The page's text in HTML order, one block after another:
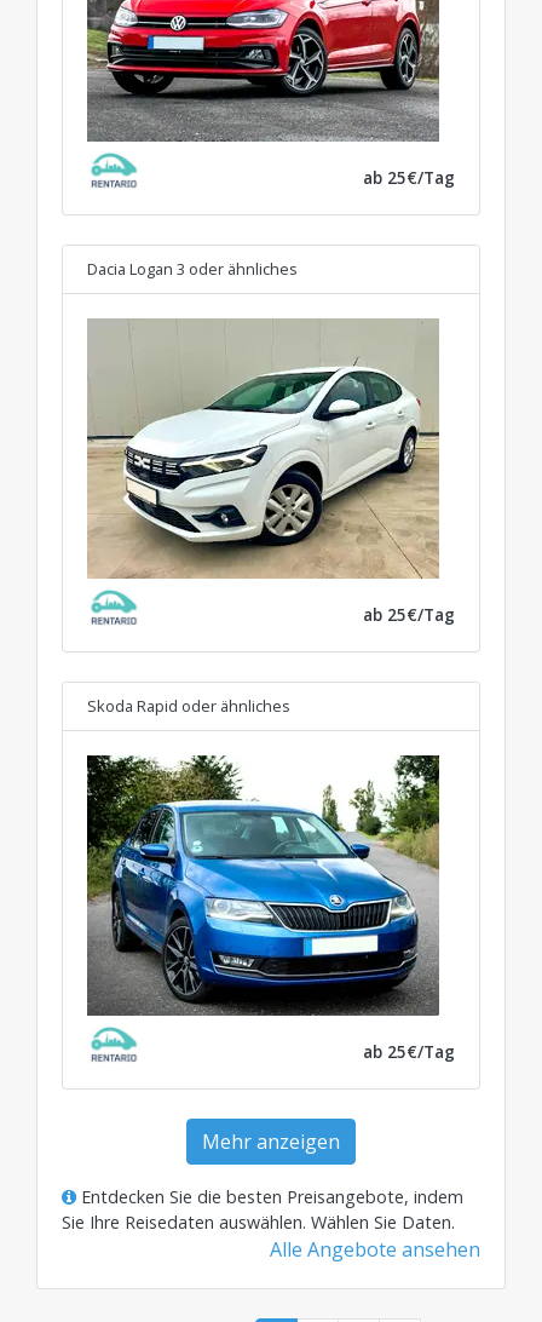
ab 25€/Tag
Dacia Logan 3 oder ähnliches
ab 25€/Tag
Skoda Rapid oder ähnliches
ab 25€/Tag
Mehr anzeigen
Entdecken Sie die besten Preisangebote, indem
Sie Ihre Reisedaten auswählen. Wählen Sie Daten.
Alle Angebote ansehen